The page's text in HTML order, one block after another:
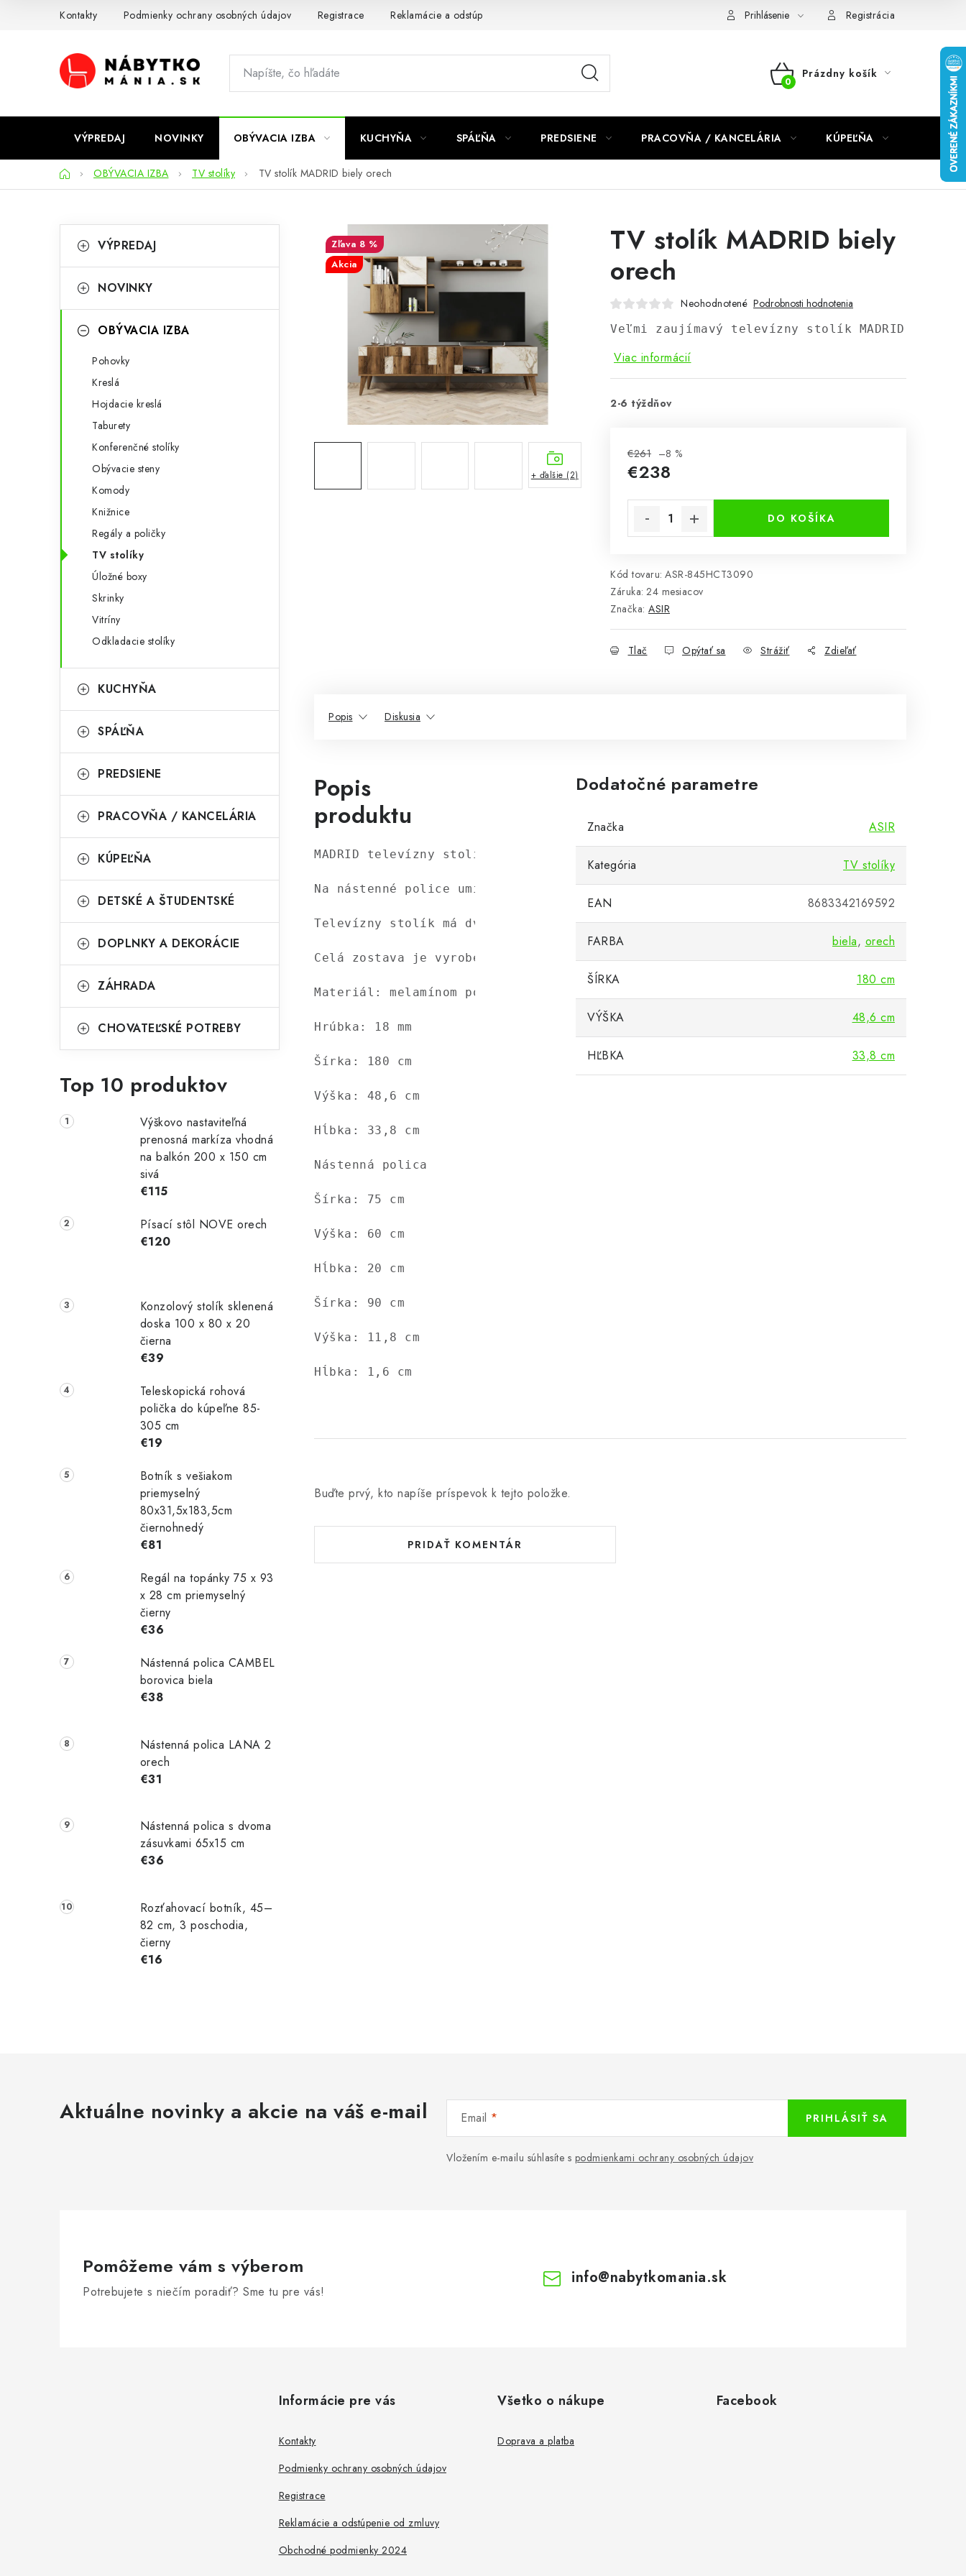
Kontakty Podmienky ochrany osobných údajov Registrace Reklamácie a odstúpenie od zmluvy Prihlásenie Registrácia
NÁKUPNÝ
Prázdny košík
VÝPREDAJ NOVINKY OBÝVACIA IZBA KUCHYŇA SPÁĽŇA PREDSIENE PRACOVŇA / KANCELÁRIA KÚPEĽŇA
DomovOBÝVACIA IZBA TV stolíky TV stolík MADRID biely orech
o
n
kategórie
a
e
VÝPREDAJ
NOVINKY
OBÝVACIA IZBA
Pohovky
Kreslá
Hojdacie kreslá
Taburety
Konferenčné stolíky
Obývacie steny
Komody
Knižnice
Regály a poličky
TV stolíky
Úložné boxy
Skrinky
Vitríny
Odkladacie stolíky
KUCHYŇA
SPÁĽŇA
PREDSIENE
PRACOVŇA / KANCELÁRIA
KÚPEĽŇA
DETSKÉ A ŠTUDENTSKÉ
DOPLNKY A DEKORÁCIE
ZÁHRADA
CHOVATEĽSKÉ POTREBY
Top 10 produktov
Výškovo nastaviteľná
prenosná markíza vhodná
na balkón 200 x 150 cm
sivá
€115
Písací stôl NOVE orech
€120
Konzolový stolík sklenená
doska 100 x 80 x 20
čierna
€39
Teleskopická rohová
polička do kúpeľne 85-
305 cm
€19
Botník s vešiakom
priemyselný
80x31,5x183,5cm
čiernohnedý
€81
Regál na topánky 75 x 93
x 28 cm priemyselný
čierny
€36
Nástenná polica CAMBEL
borovica biela
€38
Nástenná polica LANA 2
orech
€31
Nástenná polica s dvoma
zásuvkami 65x15 cm
€36
Rozťahovací botník, 45–
82 cm, 3 poschodia,
čierny
€16
TV stolík MADRID biely
orech
Neohodnotené Podrobnosti hodnotenia
Veľmi zaujímavý televízny stolík MADRID
Viac informácií
2-6 týždňov
€261 –8 %
€238
DO KOŠÍKA
Kód tovaru: ASR-845HCT3090
Záruka: 24 mesiacov
Značka: ASIR
Tlač Opýtať sa Strážiť Zdieľať
8 %
Akcia
+ ďalšie (2)
Popis Diskusia
Popis
produktu
MADRID televízny stolík doplnený o dve nástenné police v rovnakom dekore.
Na nástenné police umiestnite kvety, dekorácie aj suveníry z ciest. Police pekne
Televízny stolík má dva úložné priestory a jednu otvorenú policu.
Celá zostava je vyrobená z kvalitného materiálu v dekore dreva orech doplnená o prvky
Materiál: melamínom potiahnutá drevotrieska
Hrúbka: 18 mm
Šírka: 180 cm
Výška: 48,6 cm
Hĺbka: 33,8 cm
Nástenná polica
Šírka: 75 cm
Výška: 60 cm
Hĺbka: 20 cm
Šírka: 90 cm
Výška: 11,8 cm
Hĺbka: 1,6 cm
Dodatočné parametre
Značka ASIR
Kategória TV stolíky
EAN 8683342169592
FARBA biela, orech
ŠÍRKA 180 cm
VÝŠKA 48,6 cm
HĽBKA 33,8 cm
Buďte prvý, kto napíše príspevok k tejto položke.
PRIDAŤ KOMENTÁR
Aktuálne novinky a akcie na váš e-mail Email
Vložením e-mailu súhlasíte s podmienkami ochrany osobných údajov
PRIHLÁSIŤ SA
Pomôžeme vám s výberom
Potrebujete s niečím poradiť? Sme tu pre vás!
info@nabytkomania.sk
Informácie pre vás
Kontakty
Podmienky ochrany osobných údajov
Registrace
Reklamácie a odstúpenie od zmluvy
Obchodné podmienky 2024
Všetko o nákupe
Doprava a platba
Facebook